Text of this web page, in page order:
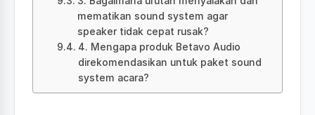
mematikan sound system agar
speaker tidak cepat rusak?
4. Mengapa produk Betavo Audio
direkomendasikan untuk paket sound
system acara?